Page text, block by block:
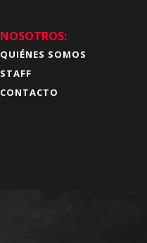
NOSOTROS:
QUIÉNES SOMOS
STAFF
CONTACTO